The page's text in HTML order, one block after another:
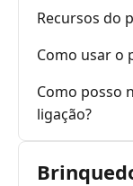
Recursos do
Como usar o
Como posso
ligação?